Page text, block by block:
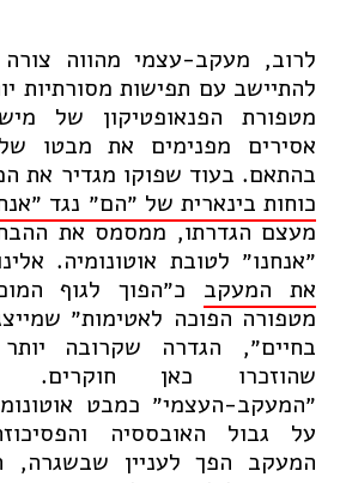
לרוב, מעקב-עצמי מהווה
להתיישב עם תפישות מסורתיות
מטפורת הפנאופטיקון של
אסירים מפנימים את מבטו
בהתאם. בעוד שפוקו מגדיר את
כוחות בינארית של ״הם״ נגד
מעצם הגדרתו, ממסמס את
״אנחנו״ לטובת אוטונומיה.
את המעקב כ״הפוך לגוף
מטפורה הפוכה לאטימות״
בחיים״, הגדרה שקרובה
שהוזכרו כאן חוקרים.
״המעקב-העצמי״ כמבט
על גבול האובססיה
המעקב הפך לעניין שבשגרה,